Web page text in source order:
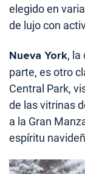
elegido en
de lujo con
Nueva York, la
parte, es otro
Central Park,
de las vitrinas
a la Gran
espíritu